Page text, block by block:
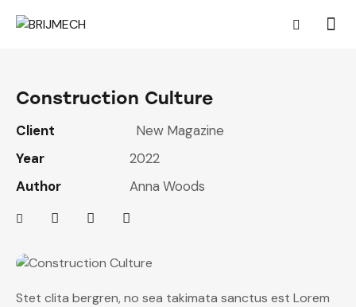
Construction Culture
Client
New Magazine
Year
2022
Author
Anna Woods
Stet clita bergren, no sea takimata sanctus est Lorem